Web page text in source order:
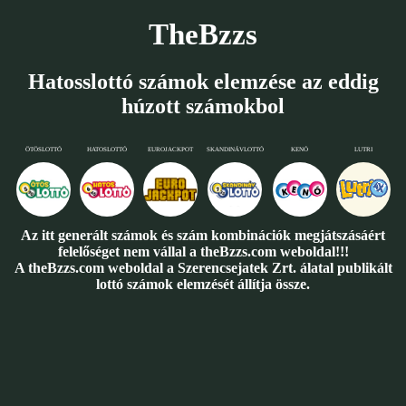
TheBzzs
Hatosslottó számok elemzése az eddig
húzott számokbol
ÖTÖSLOTTÓ HATOSLOTTÓ EUROJACKPOT SKANDINÁVLOTTÓ KENÓ LUTRI
Az itt generált számok és szám kombinációk megjátszásáért
felelőséget nem vállal a theBzzs.com weboldal!!!
A theBzzs.com weboldal a Szerencsejatek Zrt. álatal publikált
lottó számok elemzését állítja össze.